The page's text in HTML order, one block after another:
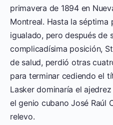
primavera de 1894 en
Montreal. Hasta la
igualado, pero después de
complicadísima posición,
de salud, perdió otras
para terminar cediendo el
Lasker dominaría el
el genio cubano José Raúl
relevo.